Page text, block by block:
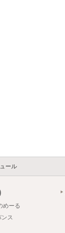
ール
めーる
ンス